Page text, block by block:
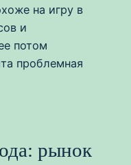
на игру в
и
потом
проблемная
рынок